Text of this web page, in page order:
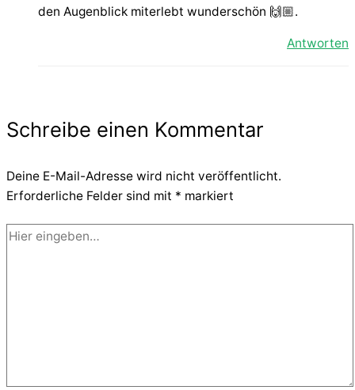
den Augenblick miterlebt wunderschön 🙌🏼.
Antworten
Schreibe einen Kommentar
Deine E-Mail-Adresse wird nicht veröffentlicht.
Erforderliche Felder sind mit * markiert
Hier